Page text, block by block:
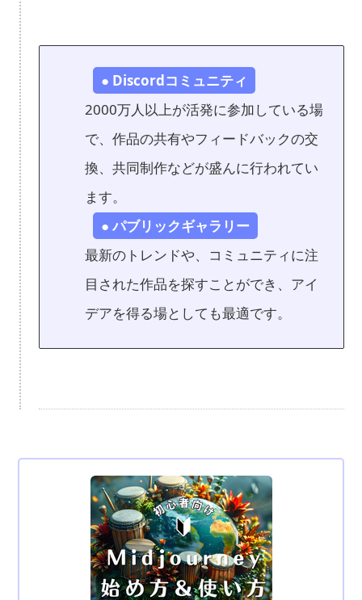
● Discordコミュニティ
2000万人以上が活発に参加している場
で、作品の共有やフィードバックの交
換、共同制作などが盛んに行われてい
ます。
● パブリックギャラリー
最新のトレンドや、コミュニティに注
目された作品を探すことができ、アイ
デアを得る場としても最適です。